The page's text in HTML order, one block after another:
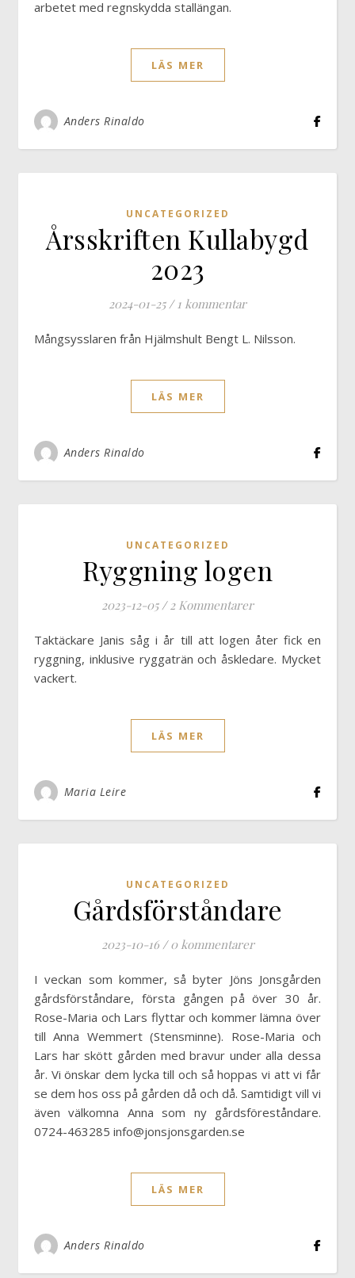
arbetet med regnskydda stallängan.
LÄS MER
Anders Rinaldo
UNCATEGORIZED
Årsskriften Kullabygd
2023
2024-01-25 / 1 kommentar
Mångsysslaren från Hjälmshult Bengt L. Nilsson.
LÄS MER
Anders Rinaldo
UNCATEGORIZED
Ryggning logen
2023-12-05 / 2 Kommentarer
Taktäckare Janis såg i år till att logen åter fick en
ryggning, inklusive ryggaträn och åskledare. Mycket
vackert.
LÄS MER
Maria Leire
UNCATEGORIZED
Gårdsförståndare
2023-10-16 / 0 kommentarer
I veckan som kommer, så byter Jöns Jonsgården
gårdsförståndare, första gången på över 30 år.
Rose-Maria och Lars flyttar och kommer lämna över
till Anna Wemmert (Stensminne). Rose-Maria och
Lars har skött gården med bravur under alla dessa
år. Vi önskar dem lycka till och så hoppas vi att vi får
se dem hos oss på gården då och då. Samtidigt vill vi
även välkomna Anna som ny gårdsföreståndare.
0724-463285 info@jonsjonsgarden.se
LÄS MER
Anders Rinaldo